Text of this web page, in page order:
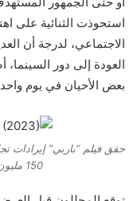
استحوذت الثنائية على
الاجتماعي، لدرجة أن
العودة إلى دور
بعض الأحيان في يوم
حقق فيلم “باربي” إيرادات
150 مليون دولار (المصدر: إي إم دي بي)